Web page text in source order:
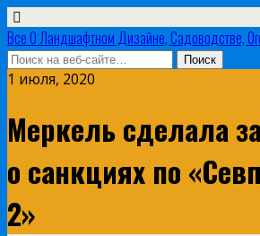
Все О Ландшафтном Дизайне, Садоводстве,
1 июля, 2020
Меркель сделала
о санкциях по
2»